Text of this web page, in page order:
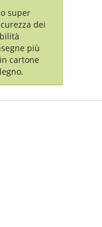
super
dei
più
cartone